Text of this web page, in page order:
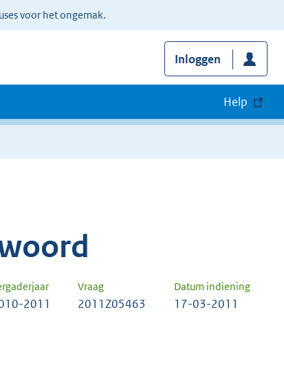
voor het ongemak.
Inloggen
Help
Vraag Datum indiening
2011 2011Z05463 17-03-2011